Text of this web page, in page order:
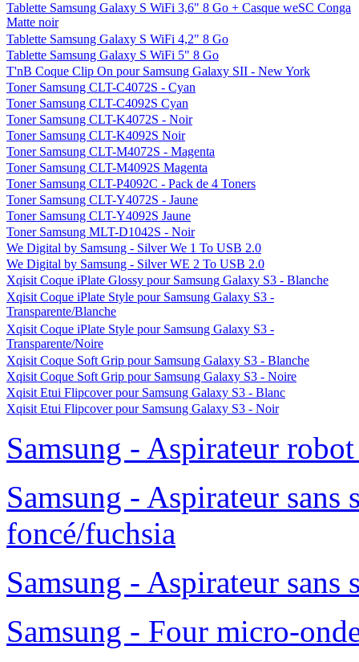
Tablette Samsung Galaxy S WiFi 3,6" 8 Go + Casque weSC Conga
Matte noir
Tablette Samsung Galaxy S WiFi 4,2" 8 Go
Tablette Samsung Galaxy S WiFi 5" 8 Go
T'nB Coque Clip On pour Samsung Galaxy SII - New York
Toner Samsung CLT-C4072S - Cyan
Toner Samsung CLT-C4092S Cyan
Toner Samsung CLT-K4072S - Noir
Toner Samsung CLT-K4092S Noir
Toner Samsung CLT-M4072S - Magenta
Toner Samsung CLT-M4092S Magenta
Toner Samsung CLT-P4092C - Pack de 4 Toners
Toner Samsung CLT-Y4072S - Jaune
Toner Samsung CLT-Y4092S Jaune
Toner Samsung MLT-D1042S - Noir
We Digital by Samsung - Silver We 1 To USB 2.0
We Digital by Samsung - Silver WE 2 To USB 2.0
Xqisit Coque iPlate Glossy pour Samsung Galaxy S3 - Blanche
Xqisit Coque iPlate Style pour Samsung Galaxy S3 -
Transparente/Blanche
Xqisit Coque iPlate Style pour Samsung Galaxy S3 -
Transparente/Noire
Xqisit Coque Soft Grip pour Samsung Galaxy S3 - Blanche
Xqisit Coque Soft Grip pour Samsung Galaxy S3 - Noire
Xqisit Etui Flipcover pour Samsung Galaxy S3 - Blanc
Xqisit Etui Flipcover pour Samsung Galaxy S3 - Noir
Samsung - Aspirateur
Samsung - Aspirateur
foncé/fuchsia
Samsung - Aspirateur sans
Samsung - Four micro-